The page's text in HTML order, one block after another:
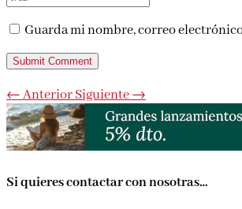
Guarda mi nombre, correo
Submit Comment
←AnteriorSiguiente→
Si quieres contactar con nosotras…